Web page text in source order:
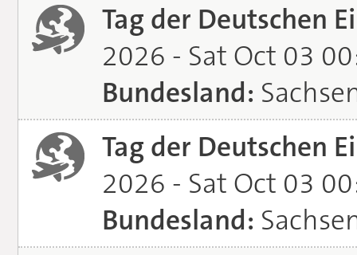
Tag der Deutschen
2026 - Sat Oct 03
Bundesland:
Tag der Deutschen
2026 - Sat Oct 03
Bundesland: